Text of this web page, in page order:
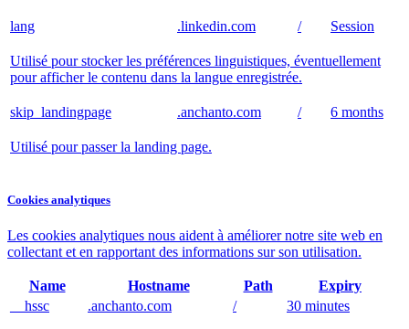
lang .linkedin.com / Session
Utilisé pour stocker les préférences linguistiques, éventuellement
pour afficher le contenu dans la langue enregistrée.
skip_landingpage .anchanto.com / 6 months
Utilisé pour passer la landing page.
Cookies analytiques
Les cookies analytiques nous aident à améliorer notre site web en
collectant et en rapportant des informations sur son utilisation.
Name Hostname Path
Expiry
__hssc
.anchanto.com / 30 minutes